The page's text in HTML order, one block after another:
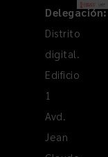
Delegación:
Distrito
digital.
Edificio
1
Avd.
Jean